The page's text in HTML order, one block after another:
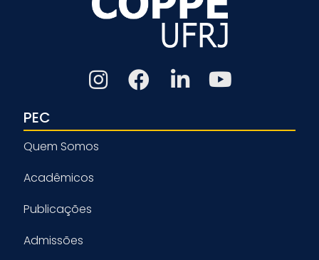
PEC
Quem Somos
Acadêmicos
Publicações
Admissões